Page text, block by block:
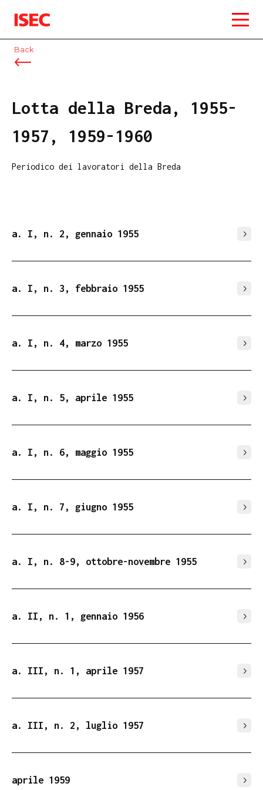
ISEC
Back
Lotta della Breda, 1955-
1957, 1959-1960
Periodico dei lavoratori della Breda
a. I, n. 2, gennaio 1955
a. I, n. 3, febbraio 1955
a. I, n. 4, marzo 1955
a. I, n. 5, aprile 1955
a. I, n. 6, maggio 1955
a. I, n. 7, giugno 1955
a. I, n. 8-9, ottobre-novembre 1955
a. II, n. 1, gennaio 1956
a. III, n. 1, aprile 1957
a. III, n. 2, luglio 1957
aprile 1959